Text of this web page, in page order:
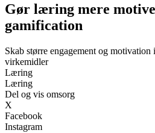
Gør læring mere
gamification
Skab større engagement og
virkemidler
Læring
Læring
Del og vis omsorg
X
Facebook
Instagram